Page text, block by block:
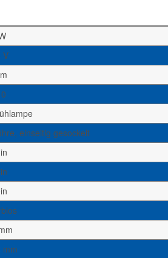
V
einseitig gesockelt
mm